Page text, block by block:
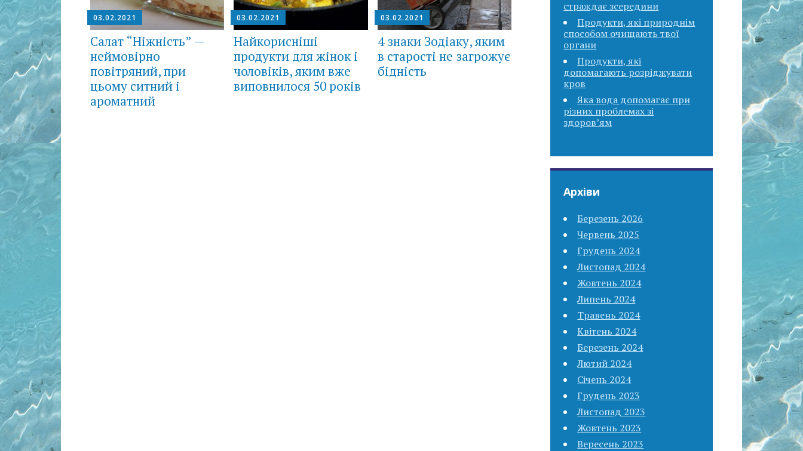
03.02.2021
Салат “Ніжність” —
неймовірно
повітряний, при
цьому ситний і
ароматний
03.02.2021
Найкорисніші
продукти для жінок і
чоловіків, яким вже
виповнилося 50 років
03.02.2021
4 знаки Зодіаку, яким
в старості не загрожує
бідність
страждає зсередини
Продукти, які природнім
способом очищають твої
органи
Продукти, які
допомагають розріджувати
кров
Яка вода допомагає при
різних проблемах зі
здоров’ям
Архіви
Березень 2026
Червень 2025
Грудень 2024
Листопад 2024
Жовтень 2024
Липень 2024
Травень 2024
Квітень 2024
Березень 2024
Лютий 2024
Січень 2024
Грудень 2023
Листопад 2023
Жовтень 2023
Вересень 2023